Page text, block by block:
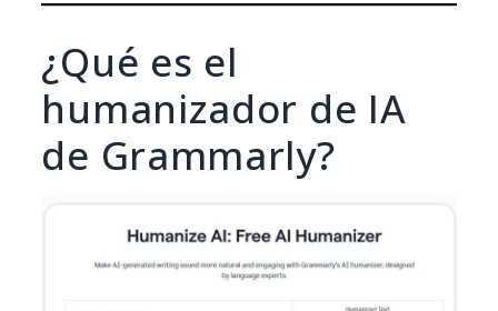
¿Qué es el
humanizador de IA
de Grammarly?